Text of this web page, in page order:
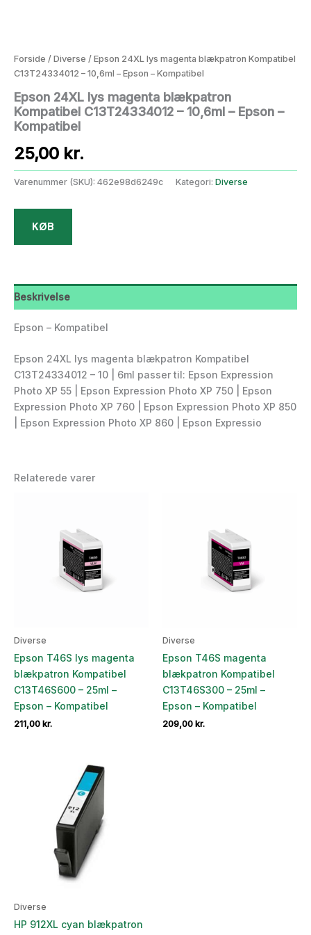
Forside / Diverse / Epson 24XL lys magenta blækpatron Kompatibel
C13T24334012 – 10,6ml – Epson – Kompatibel
Epson 24XL lys magenta blækpatron
Kompatibel C13T24334012 – 10,6ml – Epson –
Kompatibel
25,00 kr.
Varenummer (SKU): 462e98d6249c Kategori: Diverse
KØB
Beskrivelse
Epson – Kompatibel
Epson 24XL lys magenta blækpatron Kompatibel
C13T24334012 – 10 | 6ml passer til: Epson Expression
Photo XP 55 | Epson Expression Photo XP 750 | Epson
Expression Photo XP 760 | Epson Expression Photo XP 850
| Epson Expression Photo XP 860 | Epson Expressio
Relaterede varer
Diverse
Epson T46S lys magenta
blækpatron Kompatibel
C13T46S600 – 25ml –
Epson – Kompatibel
211,00 kr.
Diverse
Epson T46S magenta
blækpatron Kompatibel
C13T46S300 – 25ml –
Epson – Kompatibel
209,00 kr.
Diverse
HP 912XL cyan blækpatron